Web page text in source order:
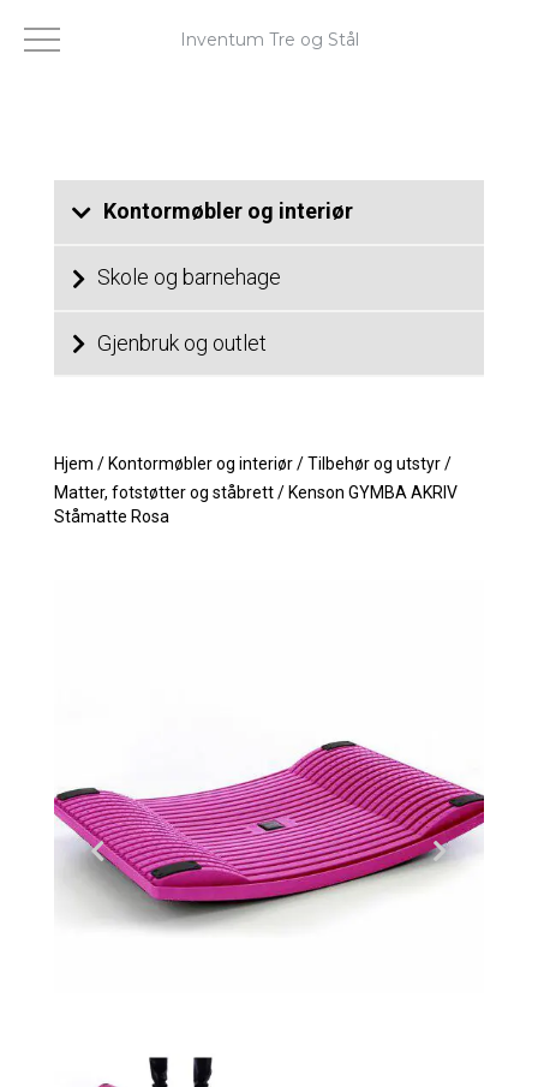
Kontormøbler og interiør
Skole og barnehage
Gjenbruk og outlet
Hjem / Kontormøbler og interiør / Tilbehør og utstyr /
Matter, fotstøtter og ståbrett /Kenson GYMBA AKRIV
Ståmatte Rosa
Inventum Tre og Stål